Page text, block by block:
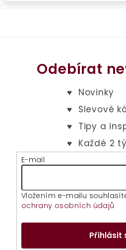
Odebírat
E-mail
Vložením e-mailu
ochrany osobních údajů
Přihlásit